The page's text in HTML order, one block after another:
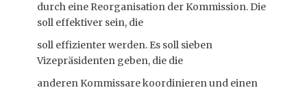
durch eine Reorganisation der Kommission. Die
soll effektiver sein, die
soll effizienter werden. Es soll sieben
Vizepräsidenten geben, die die
anderen Kommissare koordinieren und einen